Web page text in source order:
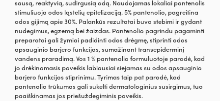
sausą, reaktyvią, sudirgusią odą. Naudojamas lokaliai pantenolis
stimuliuoja odos ląstelių epitelizaciją. 5% pantenolio, pagreitina
odos gijimą apie 30%. Palankūs rezultatai buvo stebimi ir gydant
nudegimus, egzemą bei žaizdas. Pantenolio pagrindu pagaminti
preparatai gali žymiai padidinti odos drėgmę, stiprinti odos
apsauginio barjero funkcijas, sumažinant transepiderminį
vandens praradimą. Vos 1 % pantenolio formuluotoje parodė, kad
jo drėkinamasis poveikis labiausiai siejamas su odos apsauginio
barjero funkcijos stiprinimu. Tyrimas taip pat parodė, kad
pantenolio trūkumas gali sukelti dermatologinius susirgimus, tuo
paaiškinamas jos priešuždegiminis poveikis.